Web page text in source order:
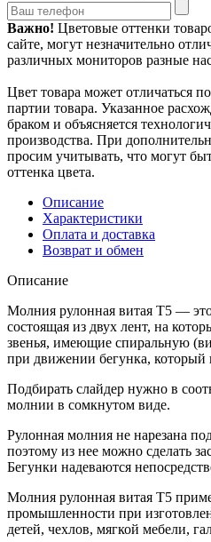
Важно! Цветовые оттенки
сайте, могут незначительно
различных мониторов разные
Цвет товара может отличаться
партии товара. Указанное
браком и объясняется
производства. При
просим учитывать, что могут
оттенка цвета.
Описание
Характеристики
Оплата и доставка
Возврат и обмен
Описание
Молния рулонная витая Т5 — это
состоящая из двух лент, на
звенья, имеющие спиральную
при движении бегунка, который
Подбирать слайдер нужно в
молнии в сомкнутом виде.
Рулонная молния не нарезана
поэтому из нее можно сделать
Бегунки надеваются
Молния рулонная витая Т5
промышленности при
детей, чехлов, мягкой мебели,